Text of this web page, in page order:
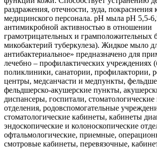
раздражения, отечности, зуда, покраснения
медицинского персонала. рН мыла рН 5,5-
антимикробной активностью в отношении
грамотрицательных и грамположительных
микобактерий туберкулеза). Жидкое мыло
антибактериальное» предназначено для
лечебно – профилактических учреждениях
поликлиники, санатории, профилактории,
центры, медсанчасти и медпункты,
фельдшерско-акушерские пункты,
диспансеры, госпитали,
отделения, родовспомогательные
стоматологические кабинеты, кабинеты
эндоскопические и колоноскопические
офтальмологические, приемные,
смотровые кабинеты, перевязочные,